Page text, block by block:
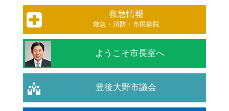
救急情報
救急・消防・市民病院
ようこそ市長室へ
豊後大野市議会